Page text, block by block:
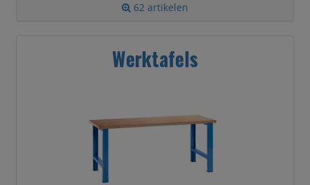
62 artikelen
Werktafels